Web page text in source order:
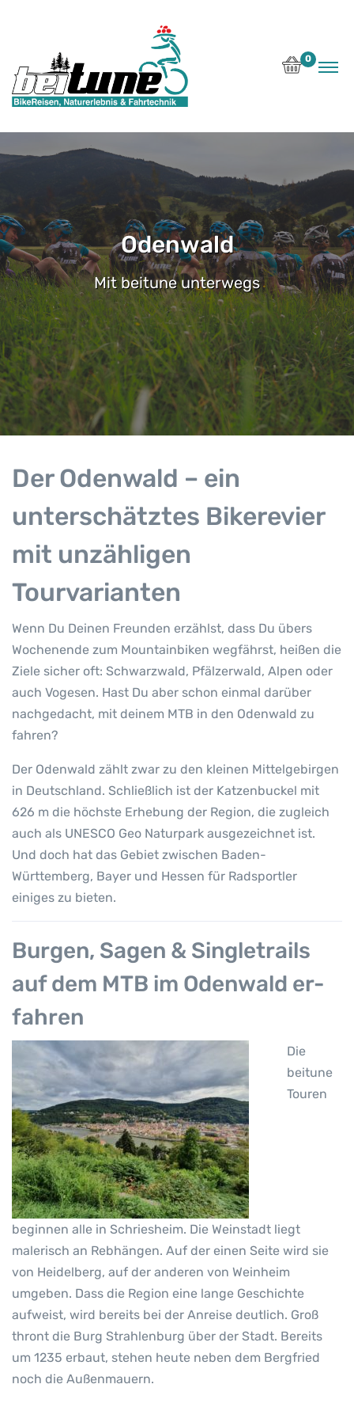
0
Odenwald
Mit beitune unterwegs
Der Odenwald – ein
unterschätztes Bikerevier
mit unzähligen
Tourvarianten
Wenn Du Deinen Freunden erzählst, dass Du übers
Wochenende zum Mountainbiken wegfährst, heißen die
Ziele sicher oft: Schwarzwald, Pfälzerwald, Alpen oder
auch Vogesen. Hast Du aber schon einmal darüber
nachgedacht, mit deinem MTB in den Odenwald zu
fahren?
Der Odenwald zählt zwar zu den kleinen Mittelgebirgen
in Deutschland. Schließlich ist der Katzenbuckel mit
626 m die höchste Erhebung der Region, die zugleich
auch als UNESCO Geo Naturpark ausgezeichnet ist.
Und doch hat das Gebiet zwischen Baden-
Württemberg, Bayer und Hessen für Radsportler
einiges zu bieten.
Burgen, Sagen & Singletrails
auf dem MTB im Odenwald er-
fahren
Die
beitune
Touren
beginnen alle in Schriesheim. Die Weinstadt liegt
malerisch an Rebhängen. Auf der einen Seite wird sie
von Heidelberg, auf der anderen von Weinheim
umgeben. Dass die Region eine lange Geschichte
aufweist, wird bereits bei der Anreise deutlich. Groß
thront die Burg Strahlenburg über der Stadt. Bereits
um 1235 erbaut, stehen heute neben dem Bergfried
noch die Außenmauern.